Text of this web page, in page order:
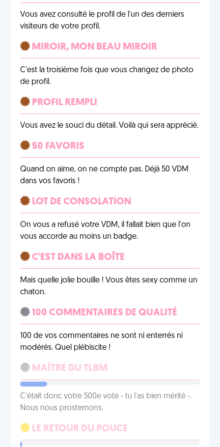
Vous avez consulté le profil de l'un des derniers
visiteurs de votre profil.
MIROIR, MON BEAU MIROIR
C'est la troisième fois que vous changez de photo
de profil.
PROFIL REMPLI
Vous avez le souci du détail. Voilà qui sera apprécié.
50 FAVORIS
Quand on aime, on ne compte pas. Déjà 50 VDM
dans vos favoris !
LOT DE CONSOLATION
On vous a refusé votre VDM, il fallait bien que l'on
vous accorde au moins un badge.
C'EST DANS LA BOÎTE
Mais quelle jolie bouille ! Vous êtes sexy comme un
chaton.
100 COMMENTAIRES DE QUALITÉ
100 de vos commentaires ne sont ni enterrés ni
modérés. Quel plébiscite !
MAÎTRE DU TLBM
C'était donc votre 500e vote - tu l'as bien mérité -.
Nous nous prosternons.
LE RETOUR DU POUCE